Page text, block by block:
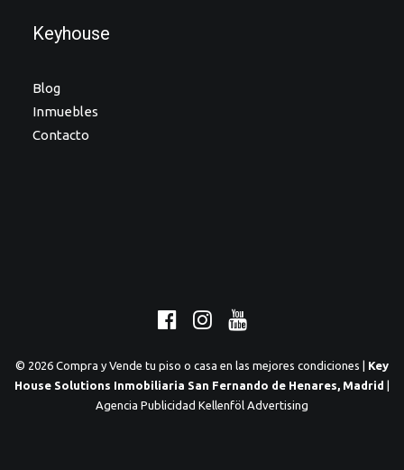
Keyhouse
Blog
Inmuebles
Contacto
© 2026 Compra y Vende tu piso o casa en las mejores condiciones | Key
House Solutions Inmobiliaria San Fernando de Henares, Madrid
Agencia Publicidad Kellenföl Advertising